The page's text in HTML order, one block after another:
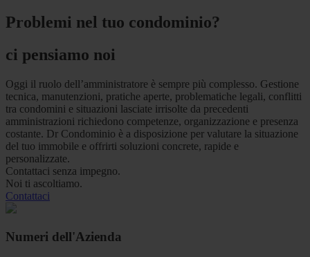
Problemi nel tuo condominio?
ci pensiamo noi
Oggi il ruolo dell’amministratore è sempre più complesso. Gestione
tecnica, manutenzioni, pratiche aperte, problematiche legali, conflitti
tra condomini e situazioni lasciate irrisolte da precedenti
amministrazioni richiedono competenze, organizzazione e presenza
costante. Dr Condominio è a disposizione per valutare la situazione
del tuo immobile e offrirti soluzioni concrete, rapide e
personalizzate.
Contattaci senza impegno.
Noi ti ascoltiamo.
Contattaci
Numeri dell'Azienda